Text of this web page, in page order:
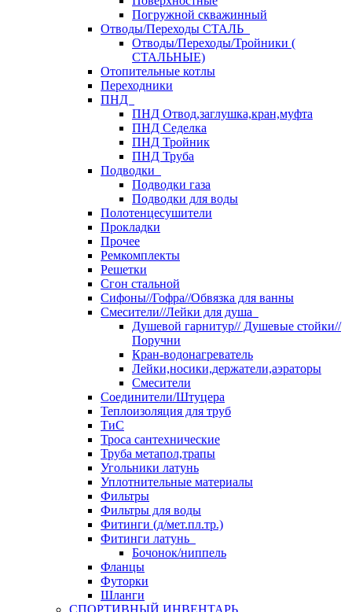
Погружной скважинный
Отводы/Переходы СТАЛЬ
Отводы/Переходы/Тройники (
СТАЛЬНЫЕ)
Отопительные котлы
Переходники
ПНД
ПНД Отвод,заглушка,кран,муфта
ПНД Седелка
ПНД Тройник
ПНД Труба
Подводки
Подводки газа
Подводки для воды
Полотенцесушители
Прокладки
Прочее
Ремкомплекты
Решетки
Сгон стальной
Сифоны//Гофра//Обвязка для ванны
Смесители//Лейки для душа
Душевой гарнитур// Душевые стойки//
Поручни
Кран-водонагреватель
Лейки,носики,держатели,аэраторы
Смесители
Соединители/Штуцера
Теплоизоляция для труб
ТиС
Троса сантехнические
Труба метапол,трапы
Угольники латунь
Уплотнительные материалы
Фильтры
Фильтры для воды
Фитинги (д/мет.пл.тр.)
Фитинги латунь
Бочонок/ниппель
Фланцы
Футорки
Шланги
СПОРТИВНЫЙ ИНВЕНТАРЬ